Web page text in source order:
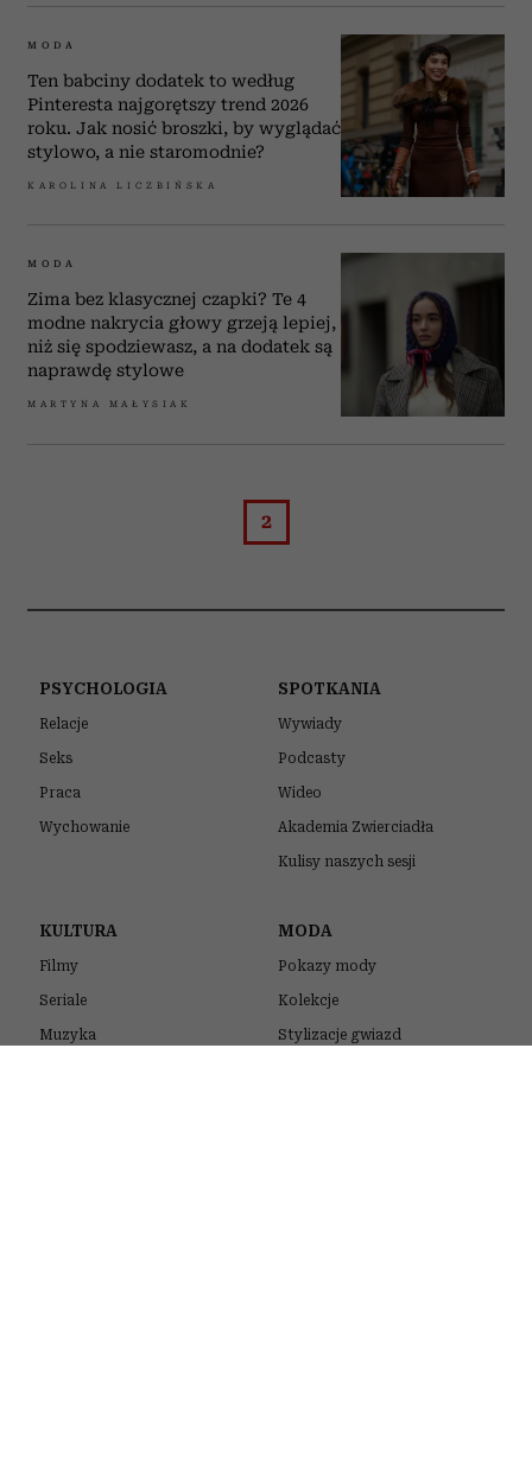
MODA
Ten babciny dodatek to według
Pinteresta najgorętszy trend 2026
roku. Jak nosić broszki, by wyglądać
stylowo, a nie staromodnie?
KAROLINA LICZBIŃSKA
MODA
Zima bez klasycznej czapki? Te 4
modne nakrycia głowy grzeją lepiej,
niż się spodziewasz, a na dodatek są
naprawdę stylowe
MARTYNA MAŁYSIAK
2
PSYCHOLOGIA
Relacje
Seks
Praca
Wychowanie
SPOTKANIA
Wywiady
Podcasty
Wideo
Akademia Zwierciadła
Kulisy naszych sesji
KULTURA
Filmy
Seriale
Muzyka
MODA
Pokazy mody
Kolekcje
Stylizacje gwiazd